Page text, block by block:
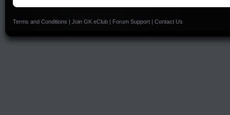
Terms and Conditions | Join GK eClub | Forum Support | Contact Us